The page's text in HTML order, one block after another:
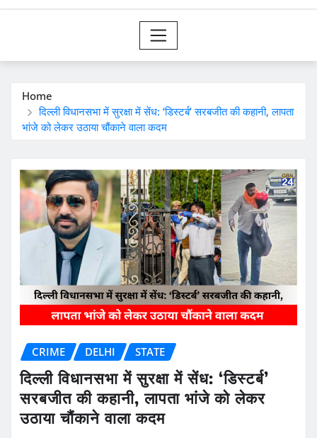
Home
दिल्ली विधानसभा में सुरक्षा में सेंध: ‘डिस्टर्ब’ सरबजीत की कहानी, लापता
भांजे को लेकर उठाया चौंकाने वाला कदम
CRIME DELHI STATE
दिल्ली विधानसभा में सुरक्षा में सेंध: ‘डिस्टर्ब’
सरबजीत की कहानी, लापता भांजे को लेकर
उठाया चौंकाने वाला कदम